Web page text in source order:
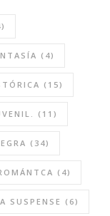
(4)
(15)
(11)
(34)
(4)
SUSPENSE (6)